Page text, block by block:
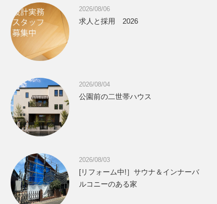
2026/08/06
求人と採用 2026
2026/08/04
公園前の二世帯ハウス
2026/08/03
[リフォーム中!］サウナ＆インナーバ
ルコニーのある家